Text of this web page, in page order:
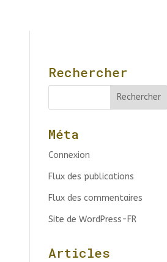
Rechercher
Méta
Connexion
Flux des publications
Flux des commentaires
Site de WordPress-FR
Articles